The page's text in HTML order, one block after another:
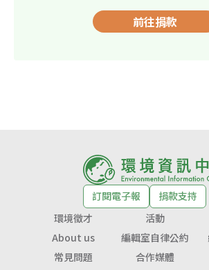
前往捐款
訂閱電子報
捐款支持
環境徵才
活動
About us
編輯室自律公約
常見問題
合作媒體